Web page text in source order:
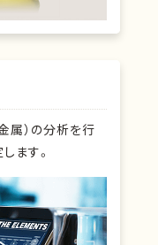
属）の分析を行
ます。